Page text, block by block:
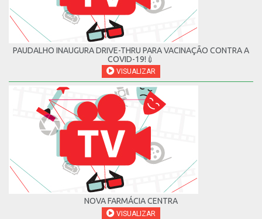
PAUDALHO INAUGURA DRIVE-THRU PARA VACINAÇÃO CONTRA A
COVID-19!💉
VISUALIZAR
NOVA FARMÁCIA CENTRA
VISUALIZAR